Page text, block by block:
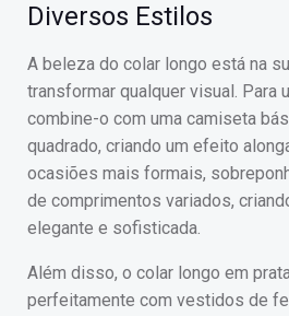
Diversos Estilos
A beleza do colar longo está na
transformar qualquer visual. Para
combine-o com uma camiseta
quadrado, criando um efeito
ocasiões mais formais,
de comprimentos variados,
elegante e sofisticada.
Além disso, o colar longo em
perfeitamente com vestidos de